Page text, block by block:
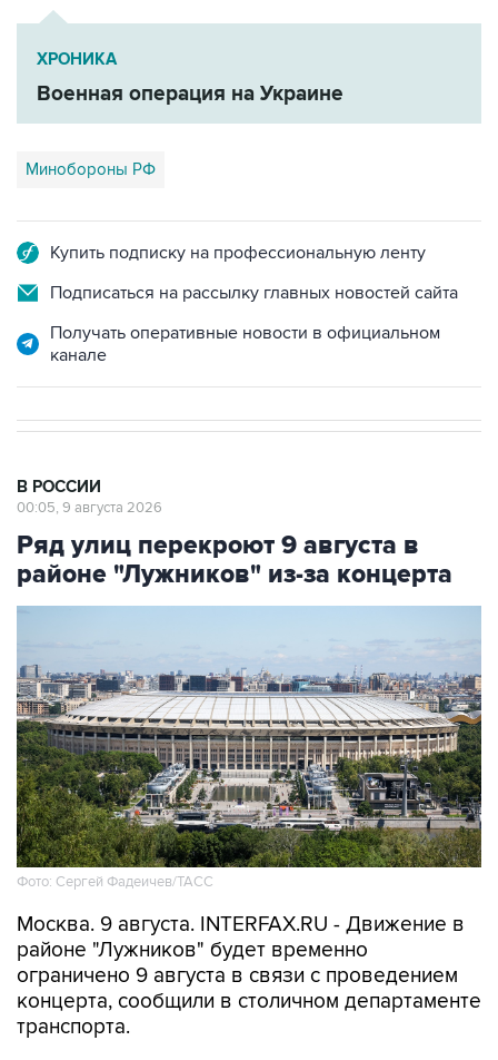
ХРОНИКА
Военная операция на Украине
Минобороны РФ
Купить подписку на профессиональную ленту
Подписаться на рассылку главных новостей сайта
Получать оперативные новости в официальном
канале
В РОССИИ
00:05, 9 августа 2026
Ряд улиц перекроют 9 августа в
районе "Лужников" из-за концерта
Фото: Сергей Фадеичев/ТАСС
Москва. 9 августа. INTERFAX.RU - Движение в
районе "Лужников" будет временно
ограничено 9 августа в связи с проведением
концерта, сообщили в столичном департаменте
транспорта.